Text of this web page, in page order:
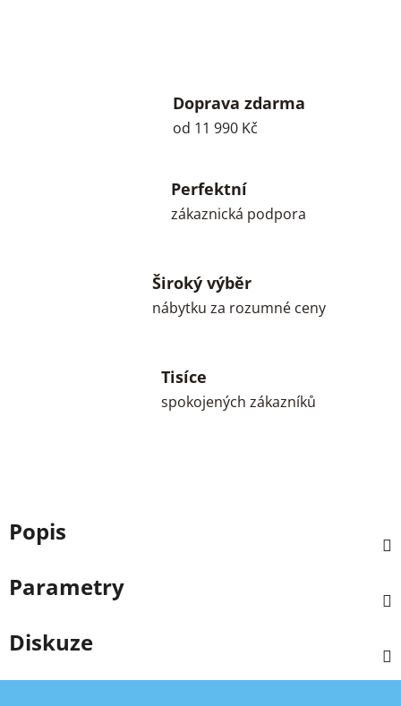
Doprava zdarma
od 11 990 Kč
Perfektní
zákaznická podpora
Široký výběr
nábytku za rozumné ceny
Tisíce
spokojených zákazníků
Popis
Parametry
Diskuze
Z